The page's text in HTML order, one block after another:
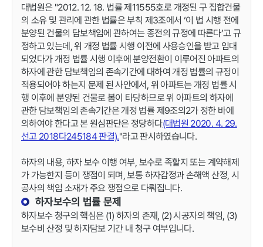
대법원은 "2012. 12. 18. 법률 제11555호로 개정된 구 집합건물
의 소유 및 관리에 관한 법률은 부칙 제3조에서 ‘이 법 시행 전에
분양된 건물의 담보책임에 관하여는 종전의 규정에 따른다’고 규
정하고 있는데, 위 개정 법률 시행 이전에 사용승인을 받고 임대
되었다가 개정 법률 시행 이후에 분양전환이 이루어진 아파트의
하자에 관한 담보책임의 존속기간에 대하여 개정 법률의 규정이
적용되어야 하는지 문제 된 사안에서, 위 아파트는 개정 법률 시
행 이후에 분양된 건물로 봄이 타당하므로 위 아파트의 하자에
관한 담보책임의 존속기간은 개정 법률 제9조의2가 정한 바에
의하여야 한다고 본 원심판단은 정당하다(대법원 2020. 4. 29.
선고 2018다245184 판결)."라고 판시하였습니다.
하자의 내용, 하자 보수 이행 여부, 보수로 족할지 또는 계약해제
가 가능한지 등이 쟁점이 되며, 보통 하자감정과 손해액 산정, 시
공사의 책임 소재가 주요 쟁점으로 다뤄집니다.
하자보수의 법률 문제
하자보수 청구의 핵심은 (1) 하자의 존재, (2) 시공자의 책임, (3)
보수비 산정 및 하자담보 기간 내 청구 여부입니다.